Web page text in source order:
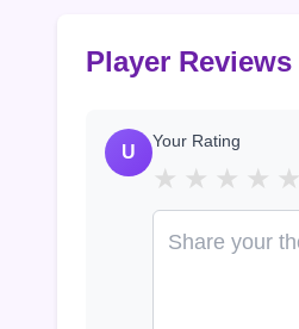
Player Reviews
U
Your Rating
★ ★ ★ ★ ★